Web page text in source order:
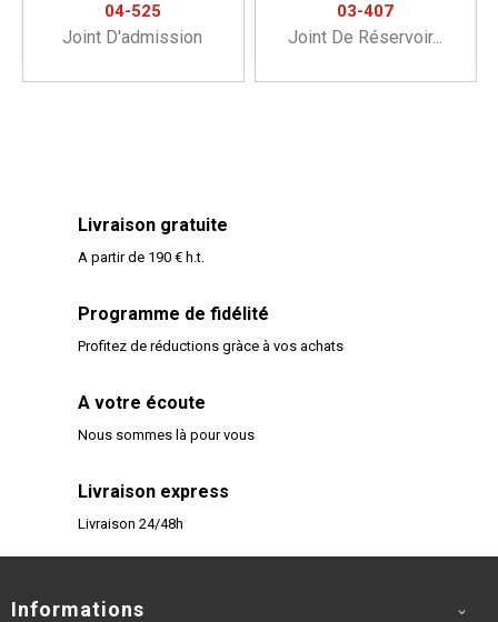
04-525
Joint D'admission
03-407
Joint De Réservoir...
Livraison gratuite
A partir de 190 € h.t.
Programme de fidélité
Profitez de réductions gràce à vos achats
A votre écoute
Nous sommes là pour vous
Livraison express
Livraison 24/48h
Informations 